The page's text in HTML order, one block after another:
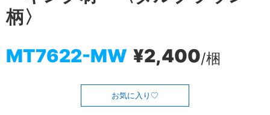
柄〉
MT7622-MW ¥2,400/梱
お気に入り